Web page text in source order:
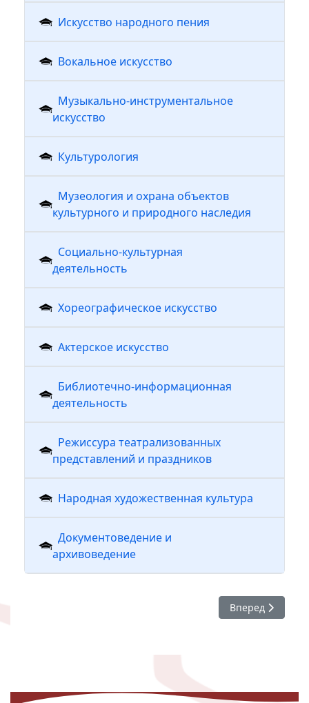
Искусство народного пения
Вокальное искусство
Музыкально-инструментальное
искусство
Культурология
Музеология и охрана объектов
культурного и природного наследия
Социально-культурная
деятельность
Хореографическое искусство
Актерское искусство
Библиотечно-информационная
деятельность
Режиссура театрализованных
представлений и праздников
Народная художественная культура
Документоведение и
архивоведение
Следующий:
Вперед